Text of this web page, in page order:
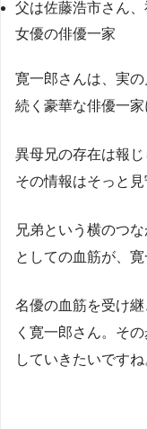
父は佐藤浩市さん
女優の俳優一家
寛一郎さんは、実
続く豪華な俳優一家
異母兄の存在は報じ
その情報はそっと見
兄弟という横のつ
としての血筋が、
名優の血筋を受け
く寛一郎さん。そ
していきたいですね